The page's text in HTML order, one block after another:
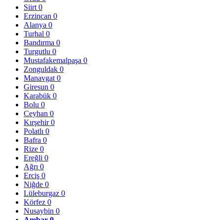
Siirt 0
Erzincan 0
Alanya 0
Turhal 0
Bandırma 0
Turgutlu 0
Mustafakemalpaşa 0
Zonguldak 0
Manavgat 0
Giresun 0
Karabük 0
Bolu 0
Ceyhan 0
Kırşehir0
Polatlı 0
Bafra 0
Rize 0
Ereğli 0
Ağrı 0
Erciş 0
Niğde 0
Lüleburgaz 0
Körfez 0
Nusaybin 0